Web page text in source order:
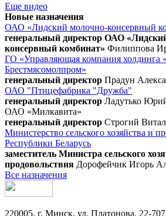
Еще видео
Новые назначения
ОАО «Лидский молочно-консервный
генеральный директор ОАО
консервный комбинат» Филиппова
ГО «Управляющая компания холдинга
Брестмясомолпром»
генеральный директор Прадун
ОАО "Птицефабрика "Дружба"
генеральный директор Ладутько
ОАО «Милкавита»
генеральный директор Строгий
Министерство сельского хозяйства и
Республики Беларусь
заместитель Министра сельского
продовольствия Дорофейчик Игорь
Все назначения
220005, г. Минск, ул. Платонова, 22-707